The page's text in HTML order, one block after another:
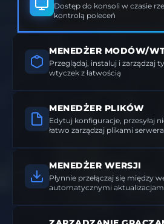
Dostęp do konsoli w czasie
kontrolą poleceń
MENEDŻER MODÓW/
Przeglądaj, instaluj i zarządzaj
wtyczek z łatwością
MENEDŻER PLIKÓW
Edytuj konfiguracje, przesyłaj
łatwo zarządzaj plikami serwera
MENEDŻER WERSJI
Płynnie przełączaj się między
automatycznymi